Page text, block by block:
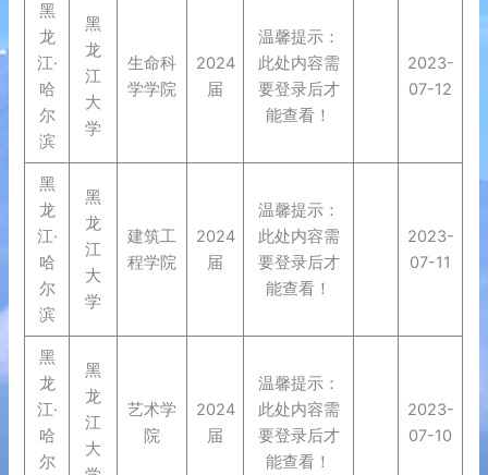
黑
龙
江·
哈
尔
滨
黑
龙
江
大
学
生命科
学学院
2024
届
温馨提示：
此处内容需
要登录后才
能查看！
2023-
07-12
黑
龙
江·
哈
尔
滨
黑
龙
江
大
学
建筑工
程学院
2024
届
温馨提示：
此处内容需
要登录后才
能查看！
2023-
07-11
黑
龙
江·
哈
尔
黑
龙
江
大
艺术学
院
2024
届
温馨提示：
此处内容需
要登录后才
能查看！
2023-
07-10